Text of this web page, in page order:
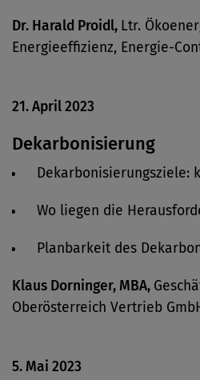
Dr. Harald Proidl, Ltr.
Energieeffizienz, Energie-
21. April 2023
Dekarbonisierung
Wo liegen die
Planbarkeit des
Klaus Dorninger, MBA,
Oberösterreich Vertrieb
5. Mai 2023